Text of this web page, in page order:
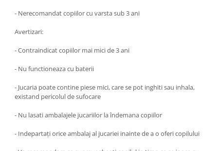
- Nerecomandat copiilor cu varsta sub 3 ani
Avertizari:
- Contraindicat copiilor mai mici de 3 ani
- Nu functioneaza cu baterii
- Jucaria poate contine piese mici, care se pot inghiti sau inhala,
existand pericolul de sufocare
- Nu lasati ambalajele jucariilor la îndemana copiilor
- Indepartați orice ambalaj al jucariei inainte de a o oferi copilului